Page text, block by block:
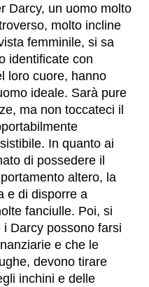
Darcy, un uomo molto
molto incline
femminile, si sa
identificate con
loro cuore, hanno
ideale. Sarà pure
ma non toccateci il
In quanto ai
di possedere il
altero, la
e di disporre a
fanciulle. Poi, si
Darcy possono farsi
e che le
devono tirare
inchini e delle